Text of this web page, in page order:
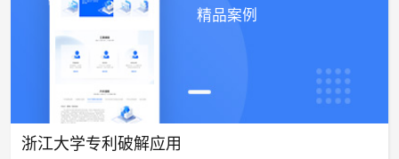
精品案例
浙江大学专利破解应用